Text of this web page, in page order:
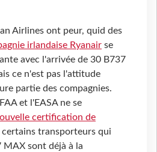
Airlines ont peur, quid des
irlandaise Ryanair se
avec l'arrivée de 30 B737
ce n'est pas l'attitude
partie des compagnies.
et l'EASA ne se
certification de
certains transporteurs qui
sont déjà à la